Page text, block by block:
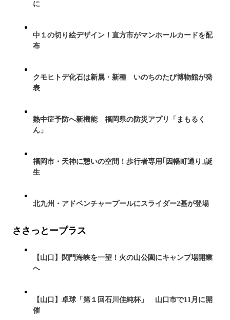
に
中１の切り絵デザイン！直方市がマンホールカードを配
布
クモヒトデ化石は新属・新種 いのちのたび博物館が発
表
熱中症予防へ新機能 福岡県の防災アプリ「まもるく
ん」
福岡市・天神に憩いの空間！歩行者専用｢因幡町通り｣誕
生
北九州・アドベンチャープールにスライダー2基が登場
ささっとープラス
【山口】関門海峡を一望！火の山公園にキャンプ場開業
へ
【山口】卓球「第１回石川佳純杯」 山口市で11月に開
催